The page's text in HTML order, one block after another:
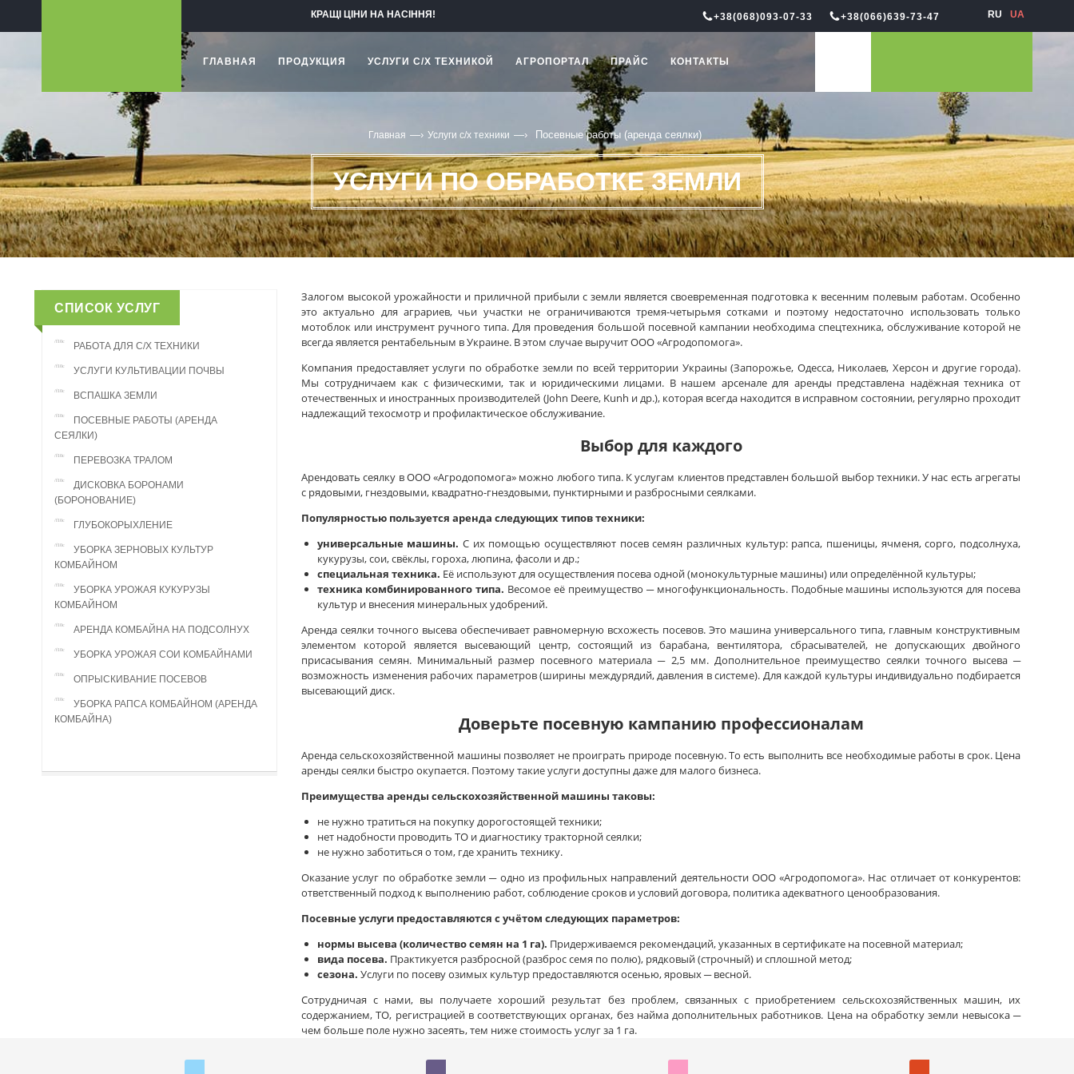
КРАЩІ ЦІНИ НА НАСІННЯ! +38(068)093-07-33 +38(066)639-73-47 RU UA
ГЛАВНАЯ ПРОДУКЦИЯ УСЛУГИ С/Х ТЕХНИКОЙ АГРОПОРТАЛ ПРАЙС КОНТАКТЫ
Главная —› Услуги с/х техники —› Посевные работы (аренда сеялки)
УСЛУГИ ПО ОБРАБОТКЕ ЗЕМЛИ
СПИСОК УСЛУГ
РАБОТА ДЛЯ С/Х ТЕХНИКИ
УСЛУГИ КУЛЬТИВАЦИИ ПОЧВЫ
ВСПАШКА ЗЕМЛИ
ПОСЕВНЫЕ РАБОТЫ (АРЕНДА
СЕЯЛКИ)
ПЕРЕВОЗКА ТРАЛОМ
ДИСКОВКА БОРОНАМИ
(БОРОНОВАНИЕ)
ГЛУБОКОРЫХЛЕНИЕ
УБОРКА ЗЕРНОВЫХ КУЛЬТУР
КОМБАЙНОМ
УБОРКА УРОЖАЯ КУКУРУЗЫ
КОМБАЙНОМ
АРЕНДА КОМБАЙНА НА ПОДСОЛНУХ
УБОРКА УРОЖАЯ СОИ КОМБАЙНАМИ
ОПРЫСКИВАНИЕ ПОСЕВОВ
УБОРКА РАПСА КОМБАЙНОМ (АРЕНДА
КОМБАЙНА)
Залогом высокой урожайности и приличной прибыли с земли является своевременная подготовка к весенним полевым работам. Особенно
это актуально для аграриев, чьи участки не ограничиваются тремя-четырьмя сотками и поэтому недостаточно использовать только
мотоблок или инструмент ручного типа. Для проведения большой посевной кампании необходима спецтехника, обслуживание которой не
всегда является рентабельным в Украине. В этом случае выручит ООО «Агродопомога».
Компания предоставляет услуги по обработке земли по всей территории Украины (Запорожье, Одесса, Николаев, Херсон и другие города).
Мы сотрудничаем как с физическими, так и юридическими лицами. В нашем арсенале для аренды представлена надёжная техника от
отечественных и иностранных производителей (John Deere, Kunh и др.), которая всегда находится в исправном состоянии, регулярно проходит
надлежащий техосмотр и профилактическое обслуживание.
Выбор для каждого
Арендовать сеялку в ООО «Агродопомога» можно любого типа. К услугам клиентов представлен большой выбор техники. У нас есть агрегаты
с рядовыми, гнездовыми, квадратно-гнездовыми, пунктирными и разбросными сеялками.
Популярностью пользуется аренда следующих типов техники:
универсальные машины. С их помощью осуществляют посев семян различных культур: рапса, пшеницы, ячменя, сорго, подсолнуха,
кукурузы, сои, свёклы, гороха, люпина, фасоли и др.;
специальная техника. Её используют для осуществления посева одной (монокультурные машины) или определённой культуры;
техника комбинированного типа. Весомое её преимущество ─ многофункциональность. Подобные машины используются для посева
культур и внесения минеральных удобрений.
Аренда сеялки точного высева обеспечивает равномерную всхожесть посевов. Это машина универсального типа, главным конструктивным
элементом которой является высевающий центр, состоящий из барабана, вентилятора, сбрасывателей, не допускающих двойного
присасывания семян. Минимальный размер посевного материала ─ 2,5 мм. Дополнительное преимущество сеялки точного высева ─
возможность изменения рабочих параметров (ширины междурядий, давления в системе). Для каждой культуры индивидуально подбирается
высевающий диск.
Доверьте посевную кампанию профессионалам
Аренда сельскохозяйственной машины позволяет не проиграть природе посевную. То есть выполнить все необходимые работы в срок. Цена
аренды сеялки быстро окупается. Поэтому такие услуги доступны даже для малого бизнеса.
Преимущества аренды сельскохозяйственной машины таковы:
не нужно тратиться на покупку дорогостоящей техники;
нет надобности проводить ТО и диагностику тракторной сеялки;
не нужно заботиться о том, где хранить технику.
Оказание услуг по обработке земли ─ одно из профильных направлений деятельности ООО «Агродопомога». Нас отличает от конкурентов:
ответственный подход к выполнению работ, соблюдение сроков и условий договора, политика адекватного ценообразования.
Посевные услуги предоставляются с учётом следующих параметров:
нормы высева (количество семян на 1 га). Придерживаемся рекомендаций, указанных в сертификате на посевной материал;
вида посева. Практикуется разбросной (разброс семя по полю), рядковый (строчный) и сплошной метод;
сезона. Услуги по посеву озимых культур предоставляются осенью, яровых ─ весной.
Сотрудничая с нами, вы получаете хороший результат без проблем, связанных с приобретением сельскохозяйственных машин, их
содержанием, ТО, регистрацией в соответствующих органах, без найма дополнительных работников. Цена на обработку земли невысока ─
чем больше поле нужно засеять, тем ниже стоимость услуг за 1 га.